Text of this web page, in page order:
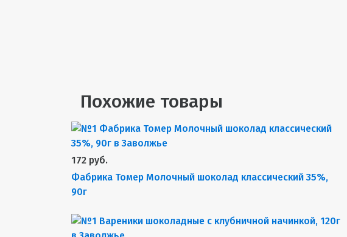
Похожие товары
172 руб.
Фабрика Томер Молочный шоколад классический 35%,
90г